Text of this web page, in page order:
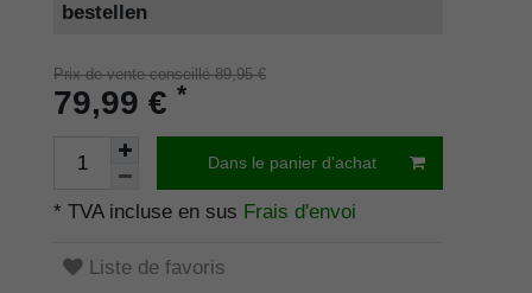
bestellen
Prix de vente conseillé 89,95 €
79,99 € *
Dans le panier d'achat
* TVA incluse en sus Frais d'envoi
Liste de favoris